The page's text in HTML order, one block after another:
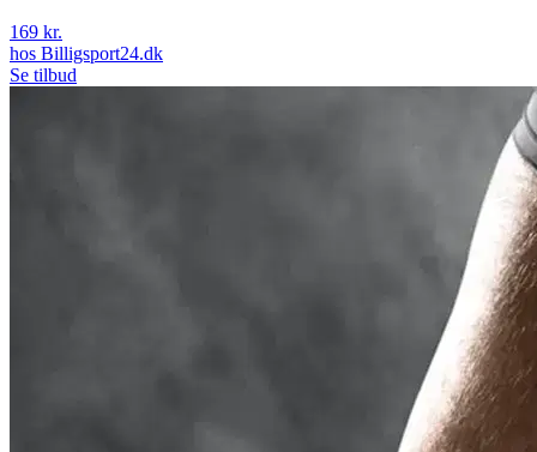
169 kr.
hos Billigsport24.dk
Se tilbud